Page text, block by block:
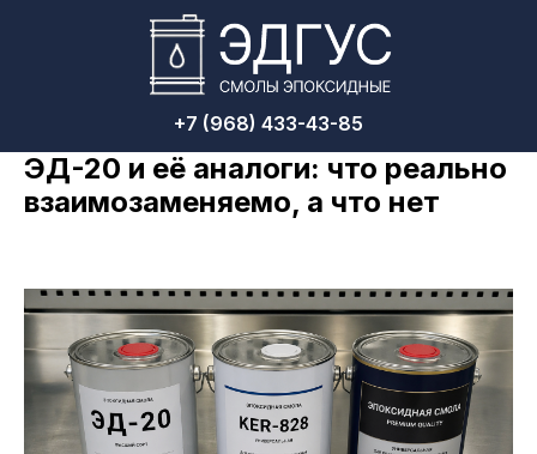
+7 (968) 433-43-85
ЭД-20 и её аналоги: что реально
взаимозаменяемо, а что нет